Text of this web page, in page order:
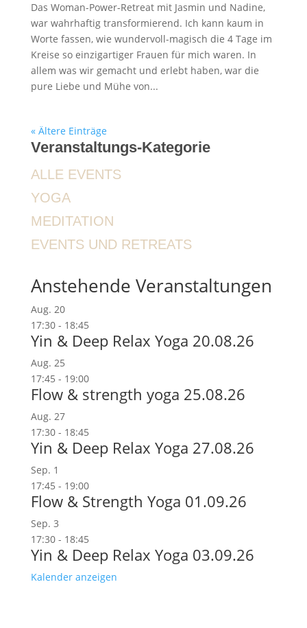
Das Woman-Power-Retreat mit Jasmin und Nadine,
war wahrhaftig transformierend. Ich kann kaum in
Worte fassen, wie wundervoll-magisch die 4 Tage im
Kreise so einzigartiger Frauen für mich waren. In
allem was wir gemacht und erlebt haben, war die
pure Liebe und Mühe von...
« Ältere Einträge
Veranstaltungs-Kategorie
ALLE EVENTS
YOGA
MEDITATION
EVENTS UND RETREATS
Anstehende Veranstaltungen
Aug. 20
17:30- 18:45
Yin & Deep Relax Yoga 20.08.26
Aug. 25
17:45 - 19:00
Flow & strength yoga 25.08.26
Aug. 27
17:30- 18:45
Yin & Deep Relax Yoga 27.08.26
Sep. 1
17:45 - 19:00
Flow & Strength Yoga 01.09.26
Sep. 3
17:30- 18:45
Yin & Deep Relax Yoga 03.09.26
Kalender anzeigen